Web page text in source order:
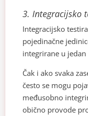
3.Integracijsko
Integracijsko
pojedinačne
integrirane u
Čak i ako svaka
često se mogu
međusobno
obično provode